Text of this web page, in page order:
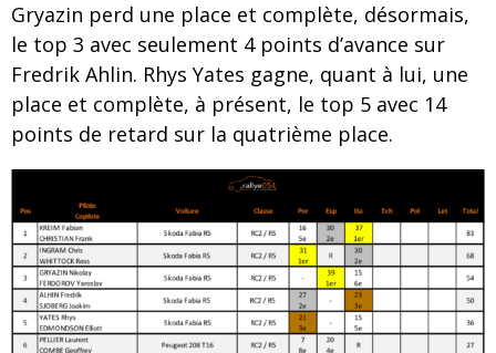
Gryazin perd une place et complète, désormais,
le top 3 avec seulement 4 points d’avance sur
Fredrik Ahlin. Rhys Yates gagne, quant à lui, une
place et complète, à présent, le top 5 avec 14
points de retard sur la quatrième place.